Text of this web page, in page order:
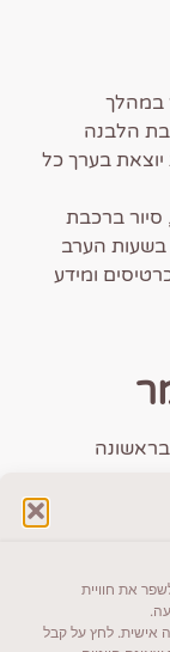
את חוויית
אישית. לחץ על קבל
במהלך
הלבנה
35 דקות. רכבת יוצאת בערך כל
סיור ברכבת
בשעות הערב
ומידע
כמו אגדה.
דוכנים מסורתיים
בשעות
עם
קולמר